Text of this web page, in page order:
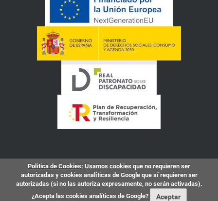
Política de Cookies: Usamos cookies que no requieren ser
autorizadas y cookies analíticas de Google que sí requieren ser
autorizadas (si no las autoriza expresamente, no serán activadas).
¿Acepta las cookies analíticas de Google?
Aceptar